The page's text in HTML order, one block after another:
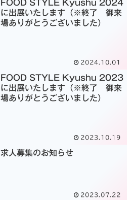
FOOD STYLE Kyushu 2024
に出展いたします（※終了 御来
場ありがとうございました）
2024.10.01
FOOD STYLE Kyushu 2023
に出展いたします（※終了 御来
場ありがとうございました）
2023.10.19
求人募集のお知らせ
2023.07.22